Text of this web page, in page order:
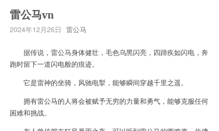
雷公马vn
2024年12月26日 雷公马
据传说，雷公马身体健壮，毛色乌黑闪亮，四蹄疾如闪电，奔
跑时留下一道闪电般的痕迹。
它是雷神的坐骑，风驰电掣，能够瞬间穿越千里之遥。
拥有雷公马的人将会被赋予无穷的力量和勇气，能够克服任何
困难和挑战。